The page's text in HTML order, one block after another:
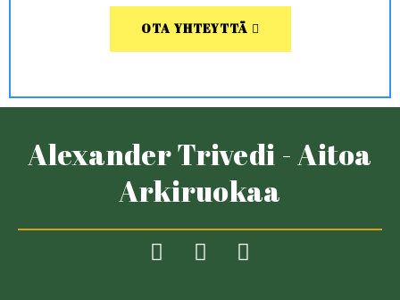
OTA YHTEYTTÄ
Alexander Trivedi - Aitoa
Arkiruokaa